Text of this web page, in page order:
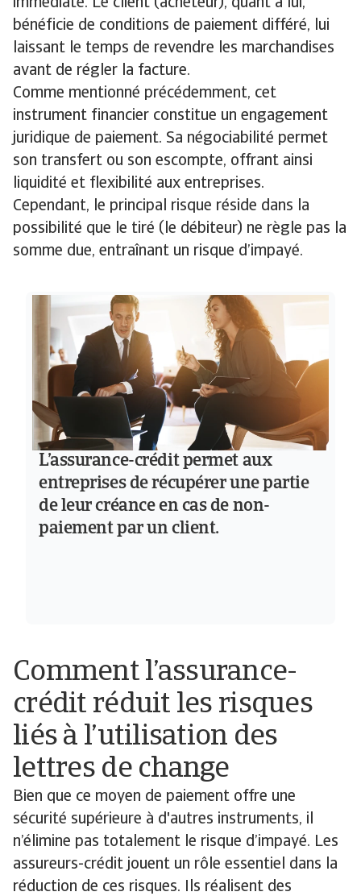
immédiate. Le client (acheteur), quant à lui,
bénéficie de conditions de paiement différé, lui
laissant le temps de revendre les marchandises
avant de régler la facture.
Comme mentionné précédemment, cet
instrument financier constitue un engagement
juridique de paiement. Sa négociabilité permet
son transfert ou son escompte, offrant ainsi
liquidité et flexibilité aux entreprises.
Cependant, le principal risque réside dans la
possibilité que le tiré (le débiteur) ne règle pas la
somme due, entraînant un risque d’impayé.
L’assurance-crédit permet aux
entreprises de récupérer une partie
de leur créance en cas de non-
paiement par un client.
Comment l’assurance-
crédit réduit les risques
liés à l’utilisation des
lettres de change
Bien que ce moyen de paiement offre une
sécurité supérieure à d'autres instruments, il
n’élimine pas totalement le risque d’impayé. Les
assureurs-crédit jouent un rôle essentiel dans la
réduction de ces risques. Ils réalisent des